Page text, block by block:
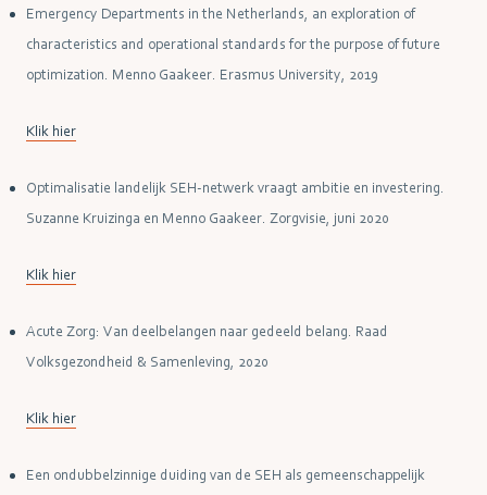
Emergency Departments in the Netherlands, an exploration of
characteristics and operational standards for the purpose of future
optimization. Menno Gaakeer. Erasmus University, 2019
Klik hier
Optimalisatie landelijk SEH-netwerk vraagt ambitie en investering.
Suzanne Kruizinga en Menno Gaakeer. Zorgvisie, juni 2020
Klik hier
Acute Zorg: Van deelbelangen naar gedeeld belang. Raad
Volksgezondheid & Samenleving, 2020
Klik hier
Een ondubbelzinnige duiding van de SEH als gemeenschappelijk